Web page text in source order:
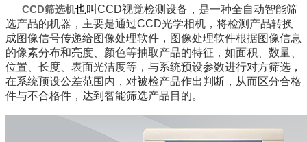
CCD筛选机也叫CCD视觉检测设备，是一种全自动智能筛
选产品的机器，主要是通过CCD光学相机，将检测产品转换
成图像信号传递给图像处理软件，图像处理软件根据图像信息
的像素分布和亮度、颜色等抽取产品的特征，如面积、数量、
位置、长度、表面光洁度等，与系统预设参数进行对方筛选，
在系统预设公差范围内，对被检产品作出判断，从而区分合格
件与不合格件，达到智能筛选产品目的。